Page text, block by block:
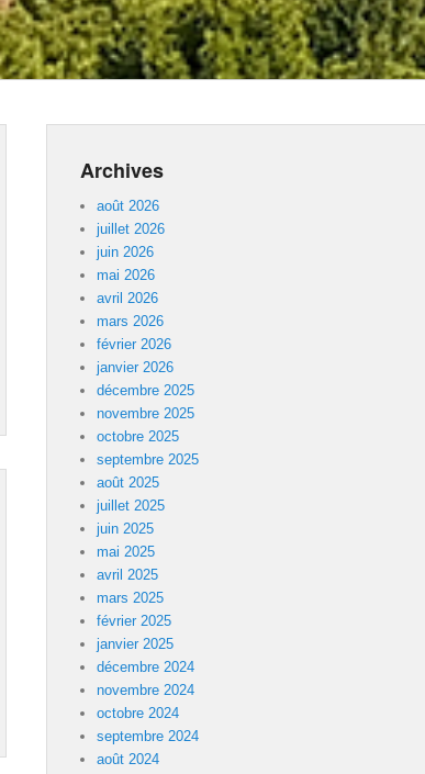
Archives
août 2026
juillet 2026
juin 2026
mai 2026
avril 2026
mars 2026
février 2026
janvier 2026
décembre 2025
novembre 2025
octobre 2025
septembre 2025
août 2025
juillet 2025
juin 2025
mai 2025
avril 2025
mars 2025
février 2025
janvier 2025
décembre 2024
novembre 2024
octobre 2024
septembre 2024
août 2024